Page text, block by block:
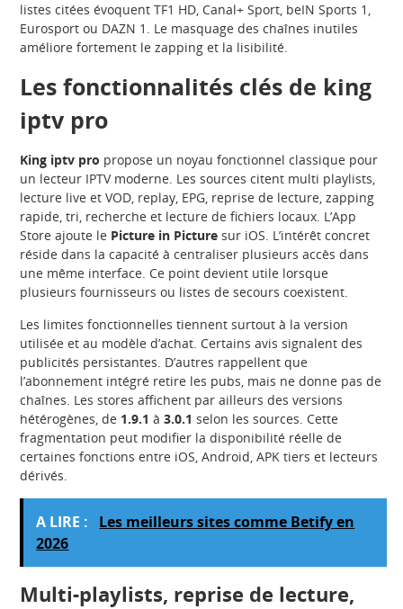
listes citées évoquent TF1 HD, Canal+ Sport, beIN Sports 1,
Eurosport ou DAZN 1. Le masquage des chaînes inutiles
améliore fortement le zapping et la lisibilité.
Les fonctionnalités clés de king
iptv pro
King iptv pro propose un noyau fonctionnel classique pour
un lecteur IPTV moderne. Les sources citent multi playlists,
lecture live et VOD, replay, EPG, reprise de lecture, zapping
rapide, tri, recherche et lecture de fichiers locaux. L’App
Store ajoute le Picture in Picture sur iOS. L’intérêt concret
réside dans la capacité à centraliser plusieurs accès dans
une même interface. Ce point devient utile lorsque
plusieurs fournisseurs ou listes de secours coexistent.
Les limites fonctionnelles tiennent surtout à la version
utilisée et au modèle d’achat. Certains avis signalent des
publicités persistantes. D’autres rappellent que
l’abonnement intégré retire les pubs, mais ne donne pas de
chaînes. Les stores affichent par ailleurs des versions
hétérogènes, de 1.9.1 à3.0.1 selon les sources. Cette
fragmentation peut modifier la disponibilité réelle de
certaines fonctions entre iOS, Android, APK tiers et lecteurs
dérivés.
A LIRE :
Les meilleurs sites comme Betify en
2026
Multi-playlists, reprise de lecture,